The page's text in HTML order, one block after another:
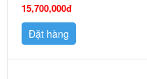
15,700,000đ
Đặt hàng